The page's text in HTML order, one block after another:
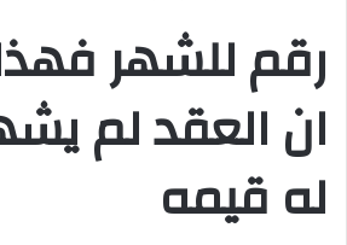
رقم للشهر
ان العقد لم
له قيمه